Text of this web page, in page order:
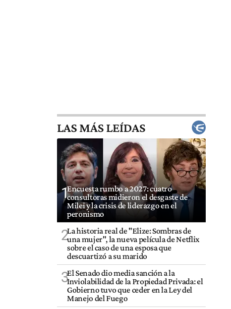
LAS MÁS LEÍDAS
1Encuesta rumbo a 2027: cuatro
consultoras midieron el desgaste de
Milei y la crisis de liderazgo en el
peronismo
2La historia real de "Elize: Sombras de
una mujer", la nueva película de Netflix
sobre el caso de una esposa que
descuartizó a su marido
3El Senado dio media sanción a la
Inviolabilidad de la Propiedad Privada: el
Gobierno tuvo que ceder en la Ley del
Manejo del Fuego